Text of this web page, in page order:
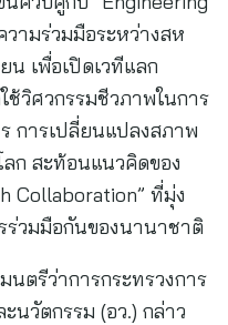
ามร่วมมือระหว่างสห
เพื่อเปิดเวทีแลก
วิศวกรรมชีวภาพในการ
การเปลี่ยนแปลงสภาพ
ก สะท้อนแนวคิดของ
Collaboration” ที่มุ่ง
ร่วมมือกันของนานาชาติ
ตรีว่าการกระทรวงการ
นวัตกรรม (อว.) กล่าว